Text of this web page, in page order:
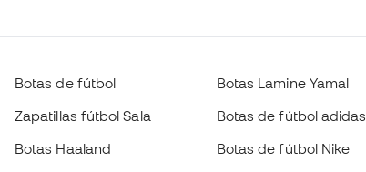
Botas de fútbol
Zapatillas fútbol Sala
Botas Haaland
Botas Lamine Yamal
Botas de fútbol adidas
Botas de fútbol Nike